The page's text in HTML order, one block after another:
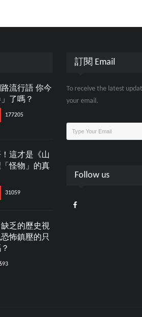
流行語 你今
了嗎？
177205
這才是《山
怪物」的真
31059
缺乏的歷史視
怖鎮壓的只
訂閱 Email
To receive the latest
your email.
Follow us